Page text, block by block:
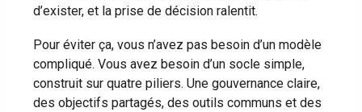
d’exister, et la prise de décision ralentit.
Pour éviter ça, vous n’avez pas besoin d’un modèle
compliqué. Vous avez besoin d’un socle simple,
construit sur quatre piliers. Une gouvernance claire,
des objectifs partagés, des outils communs et des